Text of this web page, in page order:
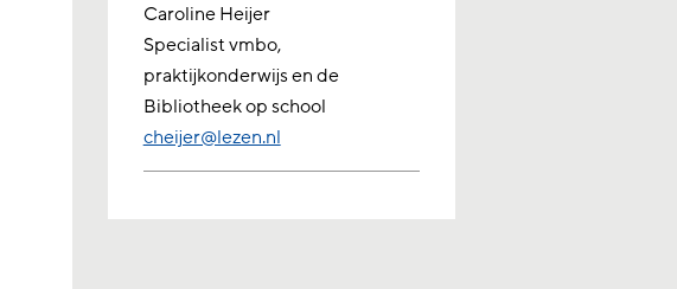
Caroline Heijer
Specialist vmbo,
praktijkonderwijs en de
Bibliotheek op school
cheijer@lezen.nl